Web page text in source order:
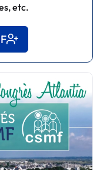
etc.